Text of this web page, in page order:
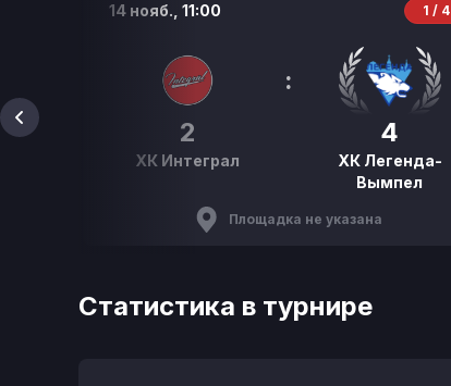
14 нояб., 11:00 1 / 4
2
ХК Интеграл
:
4
ХК Легенда-
Вымпел
Площадка не указана
Статистика в турнире